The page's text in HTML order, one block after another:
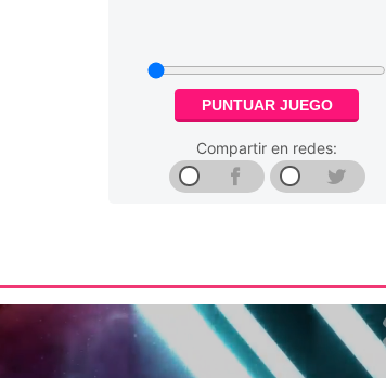
PUNTUAR JUEGO
Compartir en redes: